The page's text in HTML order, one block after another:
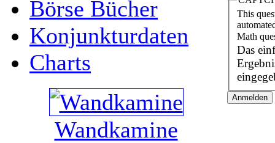
Börse Bücher
Konjunkturdaten
Charts
Wandkamine
This
Math
Das
Ergebnis